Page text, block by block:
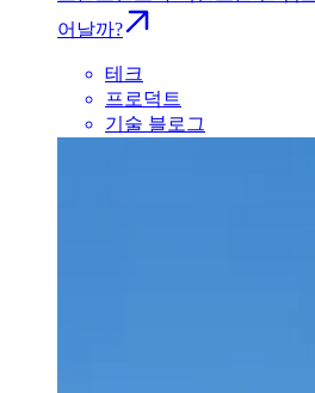
어날까?
테크
프로덕트
기술 블로그